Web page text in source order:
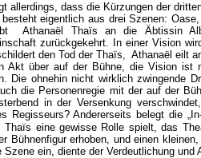
allerdings, dass die Kürzungen der
besteht eigentlich aus drei Szenen:
Athanaël Thaïs an die Äbtissin
zurückgekehrt. In einer Vision
den Tod der Thaïs, Athanaël eilt
Akt über auf der Bühne, die Vision ist
Die ohnehin nicht wirklich zwingende
die Personenregie mit der auf der
in der Versenkung
Regisseurs? Andererseits belegt die
Thaïs eine gewisse Rolle spielt, das
Bühnenfigur erhoben, und einen
Szene ein, diente der Verdeutlichung und